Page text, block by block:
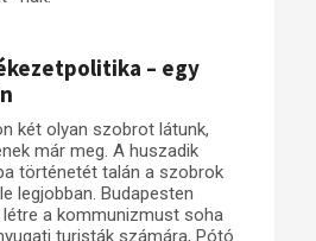
– egy
két olyan szobrot látunk,
már meg. A huszadik
történetét talán a szobrok
legjobban. Budapesten
a kommunizmust soha
turisták számára, Pótó